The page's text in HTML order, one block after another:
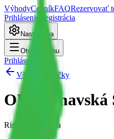
VýhodyCenníkFAQRezervovať
Prihlásenie
Registrácia
Nastavenia
Otvoriť menu
Prihlásenie
Všetky pobočky
OBI Rimavská
Rimavská Sobota